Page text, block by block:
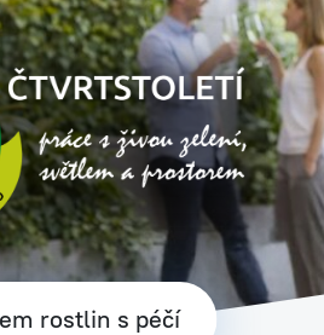
rostlin s péčí